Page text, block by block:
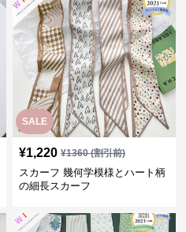
SALE
¥1,220 ¥1360(割引前)
スカーフ 幾何学模様とハート柄
の細長スカーフ